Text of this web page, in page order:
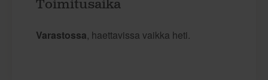
Toimitusaika
Varastossa, haettavissa vaikka heti.